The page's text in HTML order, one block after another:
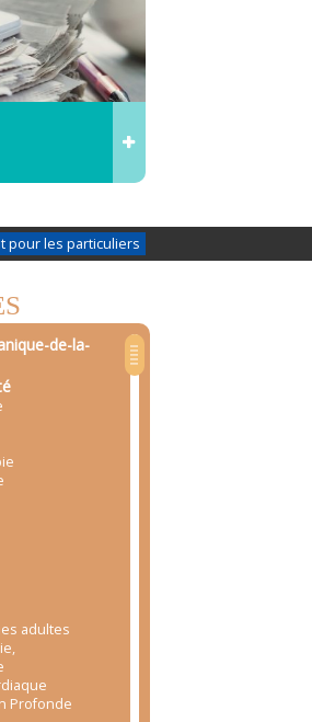
pour les particuliers
de-la-
adultes
Profonde